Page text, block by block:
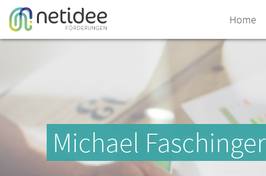
Home
Michael Faschinger